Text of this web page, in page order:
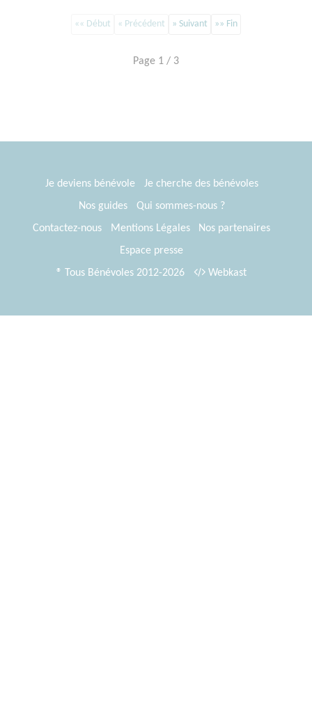
«« Début « Précédent » Suivant »» Fin
Page 1 / 3
Je deviens bénévole
Je cherche des bénévoles
Nos guides
Qui sommes-nous ?
Contactez-nous
Mentions Légales
Nos partenaires
Espace presse
® Tous Bénévoles 2012-2026
Webkast